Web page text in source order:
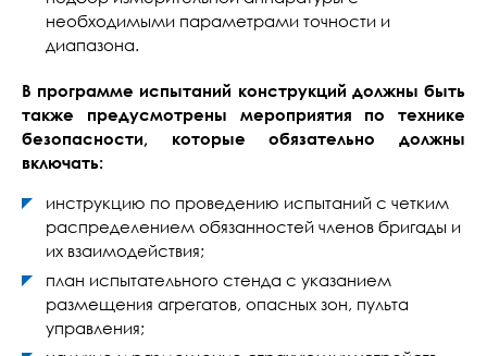
необходимыми параметрами точности и
диапазона.
В программе испытаний конструкций должны быть
также предусмотрены мероприятия по технике
безопасности, которые обязательно должны
включать:
инструкцию по проведению испытаний с четким
распределением обязанностей членов бригады и
их взаимодействия;
план испытательного стенда с указанием
размещения агрегатов, опасных зон, пульта
управления;